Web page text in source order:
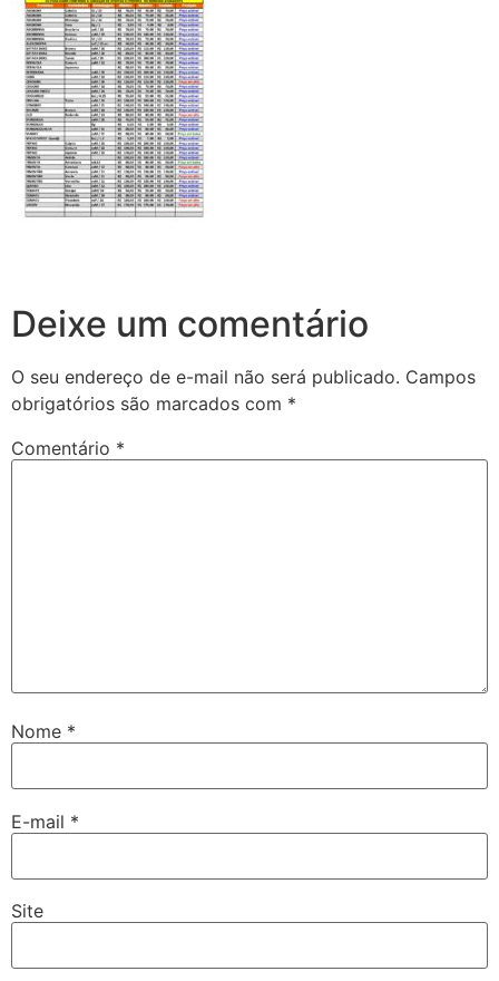
Deixe um comentário
O seu endereço de e-mail não será publicado. Campos
obrigatórios são marcados com *
Comentário *
Nome *
E-mail *
Site